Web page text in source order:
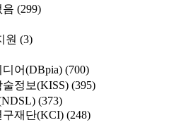
음 (299)
원 (3)
디어(DBpia) (700)
술정보(KISS) (395)
(373)
구재단(KCI) (248)